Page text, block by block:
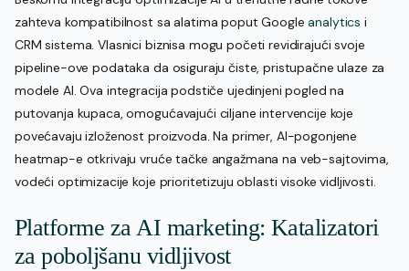
zahteva kompatibilnost sa alatima poput Googleanalytics i
CRM sistema. Vlasnici biznisa mogu početi revidirajući svoje
pipeline-ove podataka da osiguraju čiste, pristupačne ulaze za
modele AI. Ova integracija podstiče ujedinjeni pogled na
putovanja kupaca, omogućavajući ciljane intervencije koje
povećavaju izloženost proizvoda. Na primer, AI-pogonjene
heatmap-e otkrivaju vruće tačke angažmana na veb-sajtovima,
vodeći optimizacije koje prioritetizuju oblasti visoke vidljivosti.
Platforme za AI marketing: Katalizatori
za poboljšanu vidljivost